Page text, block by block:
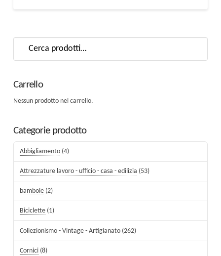
Carrello
Nessun prodotto nel carrello.
Categorie prodotto
Abbigliamento (4)
Attrezzature lavoro - ufficio - casa - edilizia (53)
bambole (2)
Biciclette (1)
Collezionismo - Vintage - Artigianato (262)
Cornici (8)